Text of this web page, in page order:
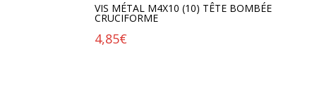
VIS MÉTAL M4X10 (10) TÊTE BOMBÉE
CRUCIFORME
4,85€